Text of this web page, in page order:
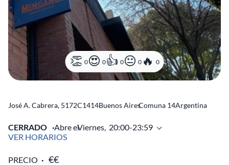
0 0 0 0 0
José A. Cabrera, 5172C1414Buenos AiresComuna 14Argentina
CERRADO Abre elViernes, 20:00-23:59
VER HORARIOS
PRECIO